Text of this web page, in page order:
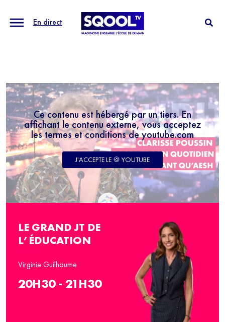
En direct
Ce contenu est hébergé par un tiers. En
affichant le contenu externe, vous acceptez
les termes et conditions de youtube.com
J'ACCEPTE LE 🍪 YOUTUBE
LE GRAND JT DE
L’ÉDUCATION
Virginie Guilhaume
20H30 - 21H30